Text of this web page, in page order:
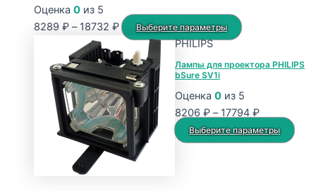
Оценка 0 из 5
8289 ₽ – 18732 ₽Диапазон
цен:
8289 ₽
–
18732 ₽
Выберите параметры
Этот
имеет
вариаций.
Опции
можно
выбрать
PHILIPS
Лампы для проектора PHILIPS
bSure SV1i
Оценка 0 из 5
8206 ₽ – 17794 ₽Диапазон
цен:
8206 ₽
Выберите параметры